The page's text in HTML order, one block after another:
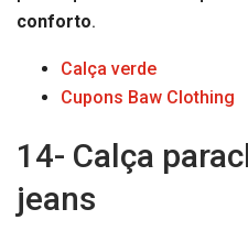
conforto.
Calça verde
Cupons Baw Clothing
14- Calça
jeans